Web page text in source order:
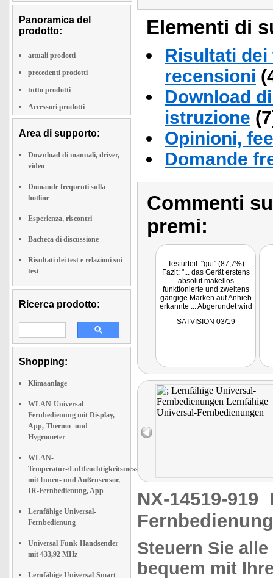
Panoramica del
prodotto:
attuali prodotti
precedenti prodotti
tutto prodotti
Accessori prodotti
Area di supporto:
Download di manuali, driver,
video
Domande frequenti sulla
hotline
Esperienza, riscontri
Bacheca di discussione
Risultati dei test e relazioni sui
test
Ricerca prodotto:
Shopping:
Klimaanlage
WLAN-Universal-
Fernbedienung mit Display,
App, Thermo- und
Hygrometer
WLAN-
Temperatur-/Luftfeuchtigkeitsmesser
mit Innen- und Außensensor,
IR-Fernbedienung, App
Lernfähige Universal-
Fernbedienung
Universal-Funk-Handsender
mit 433,92 MHz
Lernfähige Universal-Smart-
Elementi di
Risultati
recensioni
Download
istruzione
Opinioni,
Domande
Commenti
premi:
Testurteil: "gut" (87,7%)
Fazit: "... das Gerät erstens
absolut makellos
funktionierte und zweitens
gängige Marken auf Anhieb
erkannte ... Abgerundet wird
Gesamteindruck von der
Leistungs-Verhältnis."
SATVISION 03/19
NX-14519-919
Steuern Sie alle
bequem mit